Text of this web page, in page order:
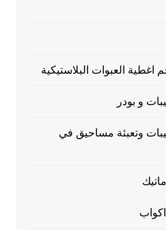
العبوات البلاستيكية
و بودر
وتعبئة مساحيق في